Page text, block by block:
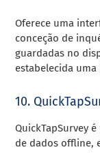
Oferece uma
conceção de
guardadas no
estabelecida
10.
QuickTapSurvey
de dados offline,